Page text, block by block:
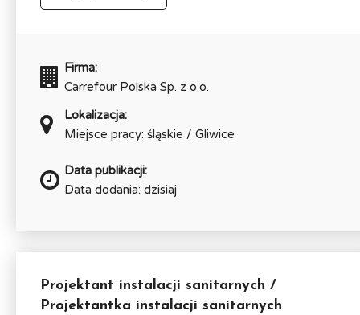
Firma:
Carrefour Polska Sp. z o.o.
Lokalizacja:
Miejsce pracy: śląskie / Gliwice
Data publikacji:
Data dodania: dzisiaj
Projektant instalacji sanitarnych /
Projektantka instalacji sanitarnych